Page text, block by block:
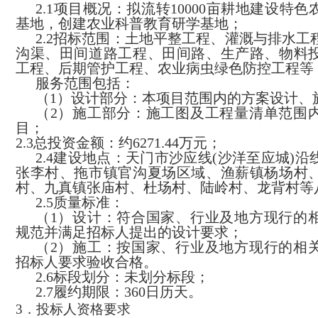
2.1项目概况：拟流转10000亩耕地建设特色
基地，创建农业科普教育研学基地 ；
2.2招标范围： 土地平整工程、灌溉与排水工
沟渠、田间道路工程、田间路、生产路、物料
工程、后期管护工程、农业病虫绿色防控工程等
服务范围包括：
（1） 设计部分： 本项目范围内的方案设计、
（2）施工部分：施工图及工程量清单范围
目；
2.3总投资金额： 约6271.44万元；
2.4建设地点：天门市沙应线(沙洋至应城)沿
张李村、拖市镇官沟夏场区域、渔薪镇杨场村
村、九真镇张庙村、杜场村、陆岭村、龙背村等
2.5质量标准：
（1）设计：符合国家、行业及地方现行的
规范并满足招标人提出的设计要求；
（2）施工：按国家、行业及地方现行的相
招标人要求验收合格。
2.6标段划分：未划分标段；
2.7履约期限：360日历天。
3 ．投标人资格要求